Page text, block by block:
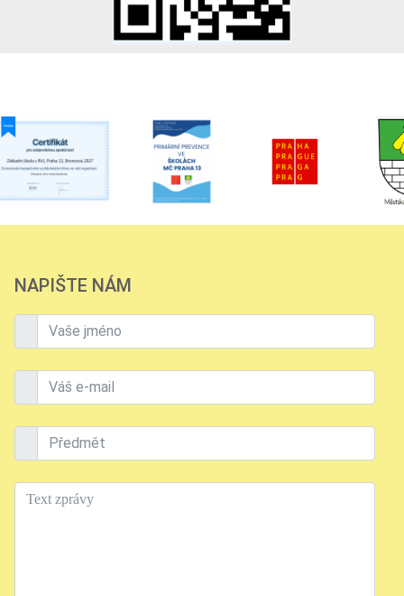
NAPIŠTE NÁM
Vaše jméno
Váš e-mail
Předmět
Text